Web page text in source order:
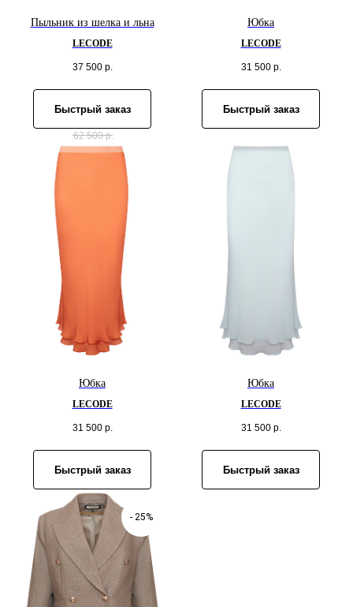
Пыльник из шелка и льна
LECODE
37 500 р.
Быстрый заказ
62 500 р.
Юбка
LECODE
31 500 р.
Быстрый заказ
Юбка
LECODE
31 500 р.
Быстрый заказ
Юбка
LECODE
31 500 р.
Быстрый заказ
- 25%